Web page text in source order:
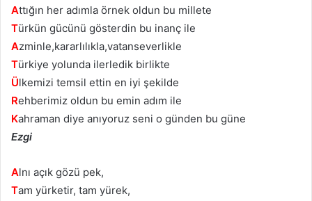
Attığın her adımla örnek oldun bu millete
Türkün gücünü gösterdin bu inanç ile
Azminle,kararlılıkla,vatanseverlikle
Türkiye yolunda ilerledik birlikte
Ülkemizi temsil ettin en iyi şekilde
Rehberimiz oldun bu emin adım ile
Kahraman diye anıyoruz seni o günden bu güne
Ezgi
Alnı açık gözü pek,
Tam yürketir, tam yürek,